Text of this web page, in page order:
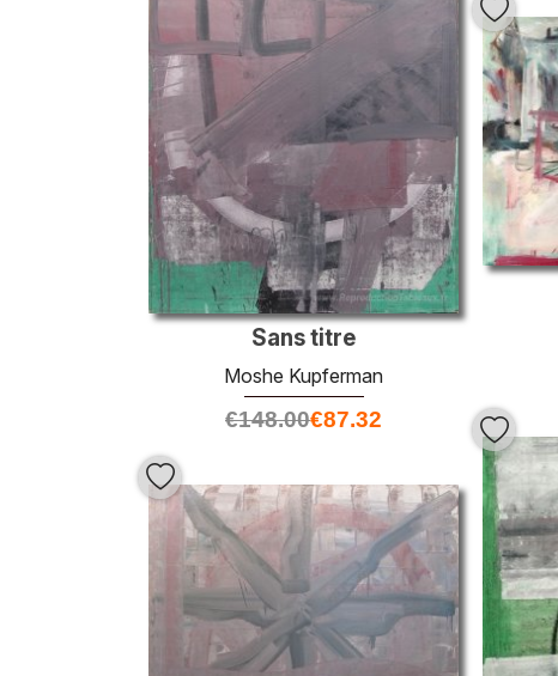
Sans titre
Moshe Kupferman
€148.00€87.32